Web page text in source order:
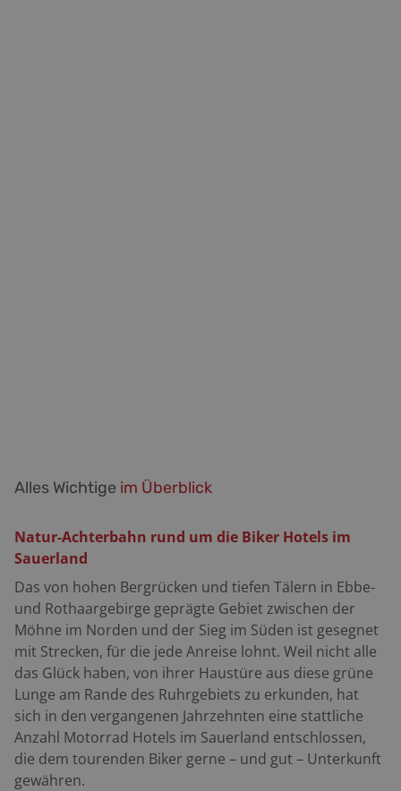
Alles Wichtige im Überblick
Natur-Achterbahn rund um die Biker Hotels im
Sauerland
Das von hohen Bergrücken und tiefen Tälern in Ebbe-
und Rothaargebirge geprägte Gebiet zwischen der
Möhne im Norden und der Sieg im Süden ist gesegnet
mit Strecken, für die jede Anreise lohnt. Weil nicht alle
das Glück haben, von ihrer Haustüre aus diese grüne
Lunge am Rande des Ruhrgebiets zu erkunden, hat
sich in den vergangenen Jahrzehnten eine stattliche
Anzahl Motorrad Hotels im Sauerland entschlossen,
die dem tourenden Biker gerne – und gut – Unterkunft
gewähren.